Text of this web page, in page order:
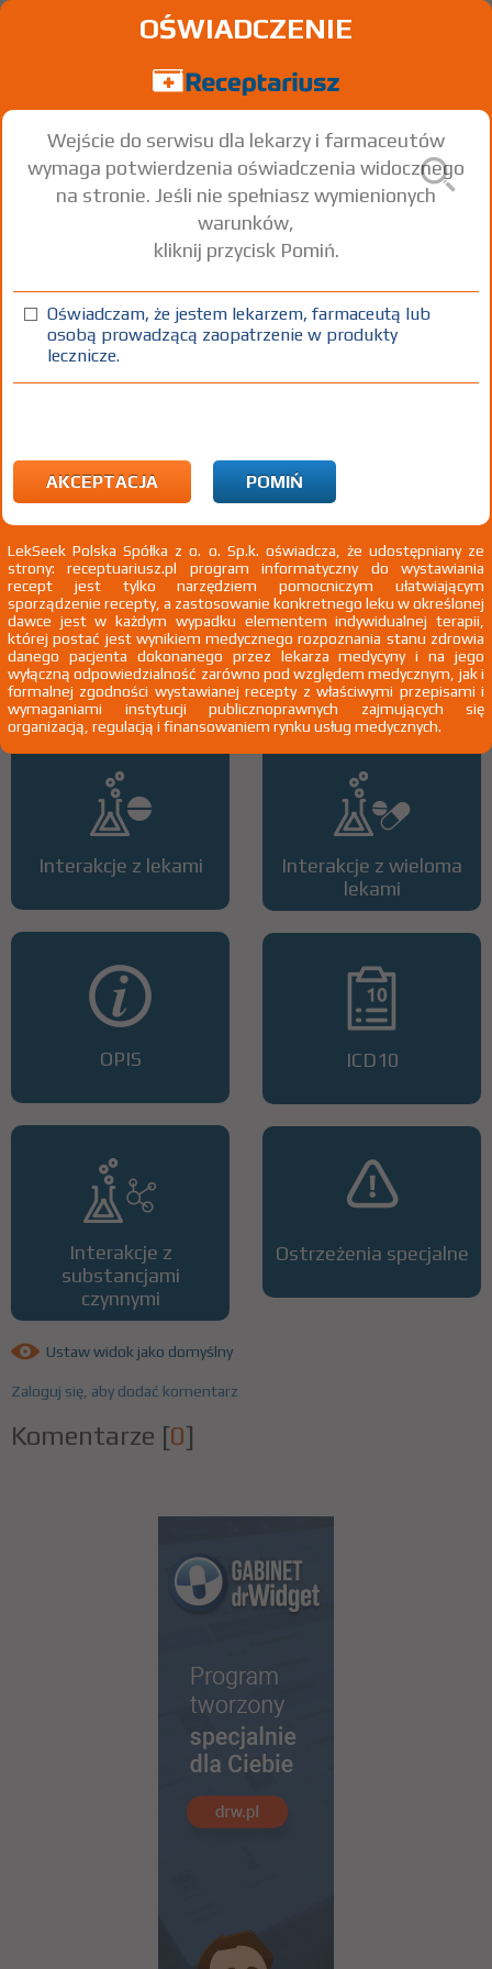
Suvardio Plus
Rosuvastatin + Ezetimibe
tabl. 20/10 mg 60 szt. Doustnie
100%
30%(1) 75+(2)
substytucyjne pierwotnej hipercholesterolemii
substytucyjne pierwotnej hipercholesterolemii
Wszystkie dawki leku
Interakcje z lekami
OPIS
Interakcje z
substancjami
czynnymi
ATC
Interakcje z wieloma
lekami
ICD10
Ostrzeżenia specjalne
Ustaw widok jako domyślny
Zaloguj się, aby dodać komentarz
Komentarze [0]
OŚWIADCZENIE
Wejście do serwisu dla lekarzy i farmaceutów
wymaga potwierdzenia oświadczenia widocznego
na stronie. Jeśli nie spełniasz wymienionych
warunków,
kliknij przycisk Pomiń.
Oświadczam, że jestem lekarzem, farmaceutą lub
osobą prowadzącą zaopatrzenie w produkty
lecznicze.
AKCEPTACJA POMIŃ
LekSeek Polska Spółka z o. o. Sp.k. oświadcza, że udostępniany ze
strony: receptuariusz.pl program informatyczny do wystawiania
recept jest tylko narzędziem pomocniczym ułatwiającym
sporządzenie recepty, a zastosowanie konkretnego leku w określonej
dawce jest w każdym wypadku elementem indywidualnej terapii,
której postać jest wynikiem medycznego rozpoznania stanu zdrowia
danego pacjenta dokonanego przez lekarza medycyny i na jego
wyłączną odpowiedzialność zarówno pod względem medycznym, jak i
formalnej zgodności wystawianej recepty z właściwymi przepisami i
wymaganiami instytucji publicznoprawnych zajmujących się
organizacją, regulacją i finansowaniem rynku usług medycznych.